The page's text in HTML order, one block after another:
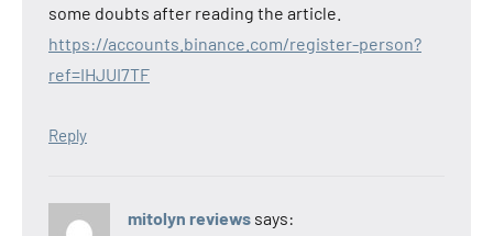
some doubts after reading the article.
https://accounts.binance.com/register-person?
ref=IHJUI7TF
Reply
mitolyn reviews says: